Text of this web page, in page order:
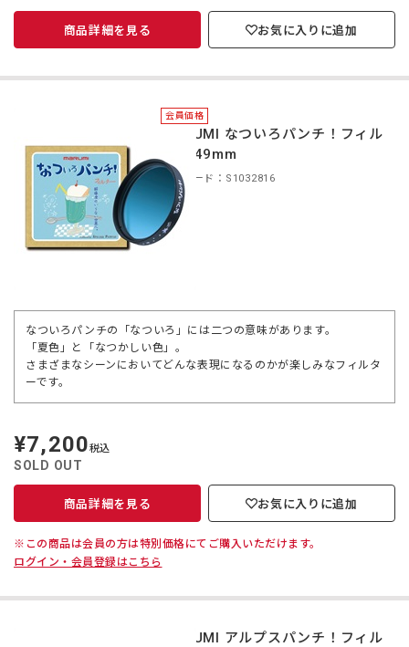
商品詳細を見る お気に入りに追加
会員価格
MARUMI なついろパンチ！フィル
ター 49mm
商品コード：S1032816
なついろパンチの「なついろ」には二つの意味があります。
「夏色」と「なつかしい色」。
さまざまなシーンにおいてどんな表現になるのかが楽しみなフィルタ
ーです。
定
価
¥7,200税込
SOLD OUT
商品詳細を見る お気に入りに追加
※この商品は会員の方は特別価格にてご購入いただけます。
ログイン・会員登録はこちら
MARUMI アルプスパンチ！フィル